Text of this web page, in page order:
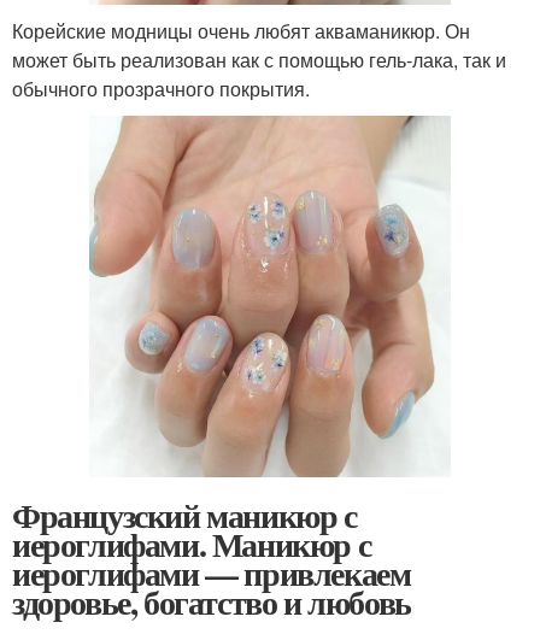
Корейские модницы очень любят акваманикюр. Он
может быть реализован как с помощью гель-лака, так и
обычного прозрачного покрытия.
Французский маникюр с
иероглифами. Маникюр с
иероглифами — привлекаем
здоровье, богатство и любовь